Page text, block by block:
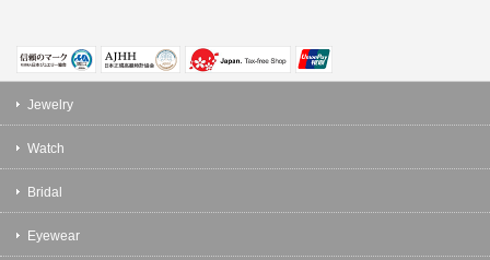
Jewelry
Watch
Bridal
Eyewear